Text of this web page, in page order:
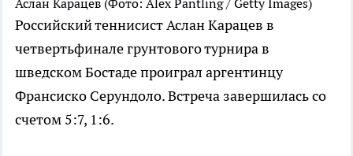
Российский теннисист Аслан Карацев в
четвертьфинале грунтового турнира в
шведском Бостаде проиграл аргентинцу
Франсиско Серундоло. Встреча завершилась со
счетом 5:7, 1:6.